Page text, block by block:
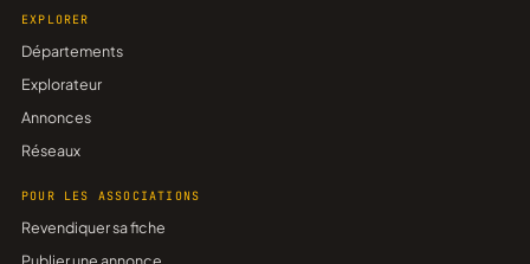
EXPLORER
Départements
Explorateur
Annonces
Réseaux
POUR LES ASSOCIATIONS
Revendiquer sa fiche